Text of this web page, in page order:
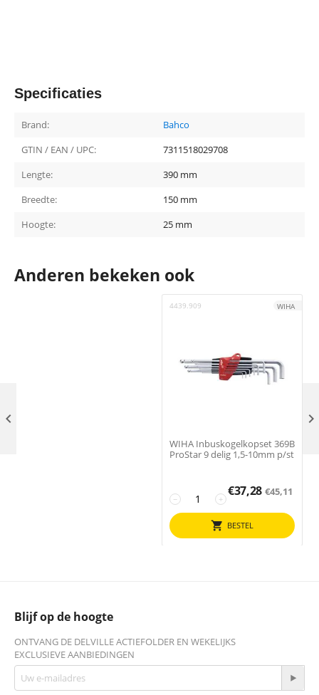
Specificaties
Brand:
Bahco
GTIN / EAN / UPC:
7311518029708
Lengte:
390 mm
Breedte:
150 mm
Hoogte:
25 mm
Anderen bekeken ook
4439.909 WIHA
WIHA Inbuskogelkopset 369B
ProStar 9 delig 1,5-10mm p/st
+
−
€37,28 €45,11
BESTEL
 
Blijf op de hoogte
ONTVANG DE DELVILLE ACTIEFOLDER EN WEKELIJKS
EXCLUSIEVE AANBIEDINGEN